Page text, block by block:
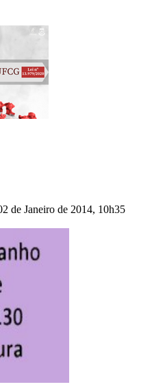
de Janeiro de 2014, 10h35